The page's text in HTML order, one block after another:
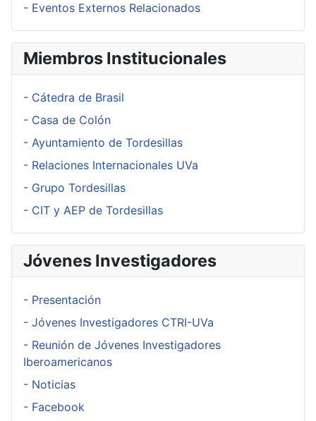
- Eventos Externos Relacionados
Miembros Institucionales
- Cátedra de Brasil
- Casa de Colón
- Ayuntamiento de Tordesillas
- Relaciones Internacionales UVa
- Grupo Tordesillas
- CIT y AEP de Tordesillas
Jóvenes Investigadores
- Presentación
- Jóvenes Investigadores CTRI-UVa
- Reunión de Jóvenes Investigadores
Iberoamericanos
- Noticias
- Facebook